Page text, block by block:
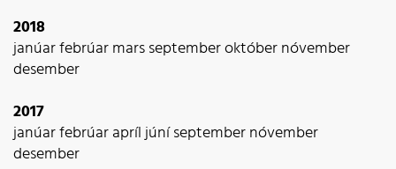
2018
janúarfebrúarmarsseptemberoktóbernóvember
desember
2017
janúarfebrúarapríljúníseptembernóvember
desember